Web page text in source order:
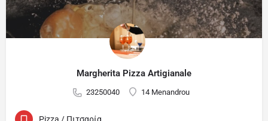
Margherita Pizza Artigianale
23250040 14 Menandrou